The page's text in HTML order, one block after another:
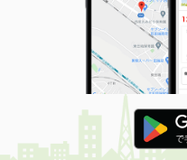
住 所
沖
専有面積
間取り
沖縄県那覇市安謝２丁目
価 格
住 所
沖